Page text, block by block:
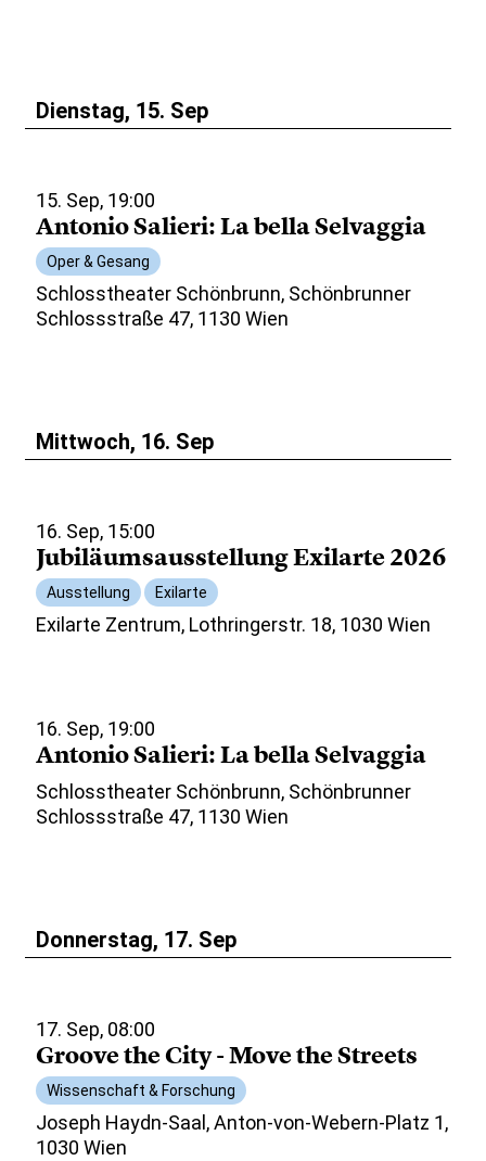
Dienstag, 15. Sep
15. Sep, 19:00
Antonio Salieri: La bella Selvaggia
Oper & Gesang
Schlosstheater Schönbrunn, Schönbrunner
Schlossstraße 47, 1130 Wien
Mittwoch, 16. Sep
16. Sep, 15:00
Jubiläumsausstellung Exilarte 2026
Ausstellung Exilarte
Exilarte Zentrum, Lothringerstr. 18, 1030 Wien
16. Sep, 19:00
Antonio Salieri: La bella Selvaggia
Schlosstheater Schönbrunn, Schönbrunner
Schlossstraße 47, 1130 Wien
Donnerstag, 17. Sep
17. Sep, 08:00
Groove the City - Move the Streets
Wissenschaft & Forschung
Joseph Haydn-Saal, Anton-von-Webern-Platz 1,
1030 Wien